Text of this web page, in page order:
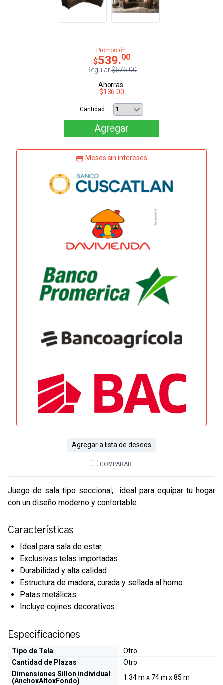
Promoción:
$539.00
Regular$675.00
Ahorras:
$136.00
Cantidad:
Agregar
Meses sin intereses
Agregar a lista de deseos
COMPARAR
Juego de sala tipo seccional, ideal para equipar tu hogar
con un diseño moderno y confortable.
Características
Ideal para sala de estar
Exclusivas telas importadas
Durabilidad y alta calidad
Estructura de madera, curada y sellada al horno
Patas metálicas
Incluye cojines decorativos
Especificaciones
Tipo de Tela
Otro
Cantidad de Plazas
Otro
Dimensiones Sillon individual
(AnchoxAltoxFondo)
1.34 m x 74 m x 85 m